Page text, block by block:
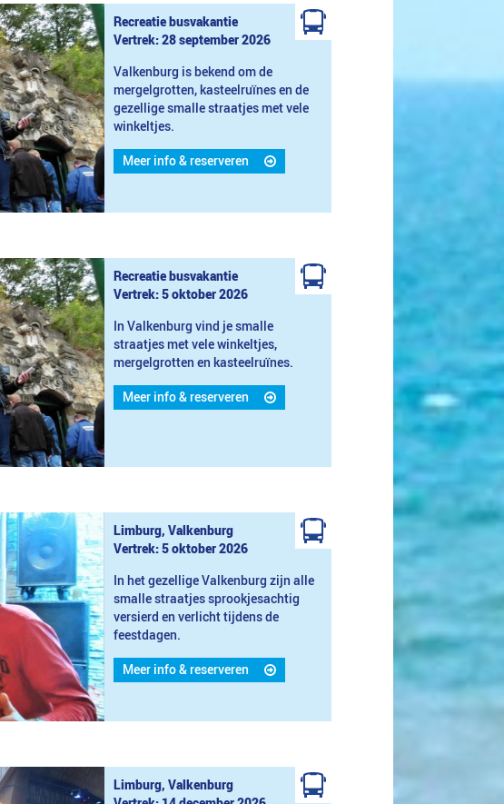
Recreatie busvakantie
Vertrek: 28 september 2026
Valkenburg is bekend om de
mergelgrotten, kasteelruïnes en de
gezellige smalle straatjes met vele
winkeltjes.
Meer info & reserveren
Recreatie busvakantie
Vertrek: 5 oktober 2026
In Valkenburg vind je smalle
straatjes met vele winkeltjes,
mergelgrotten en kasteelruïnes.
Meer info & reserveren
Limburg, Valkenburg
Vertrek: 5 oktober 2026
In het gezellige Valkenburg zijn alle
smalle straatjes sprookjesachtig
versierd en verlicht tijdens de
feestdagen.
Meer info & reserveren
Limburg, Valkenburg